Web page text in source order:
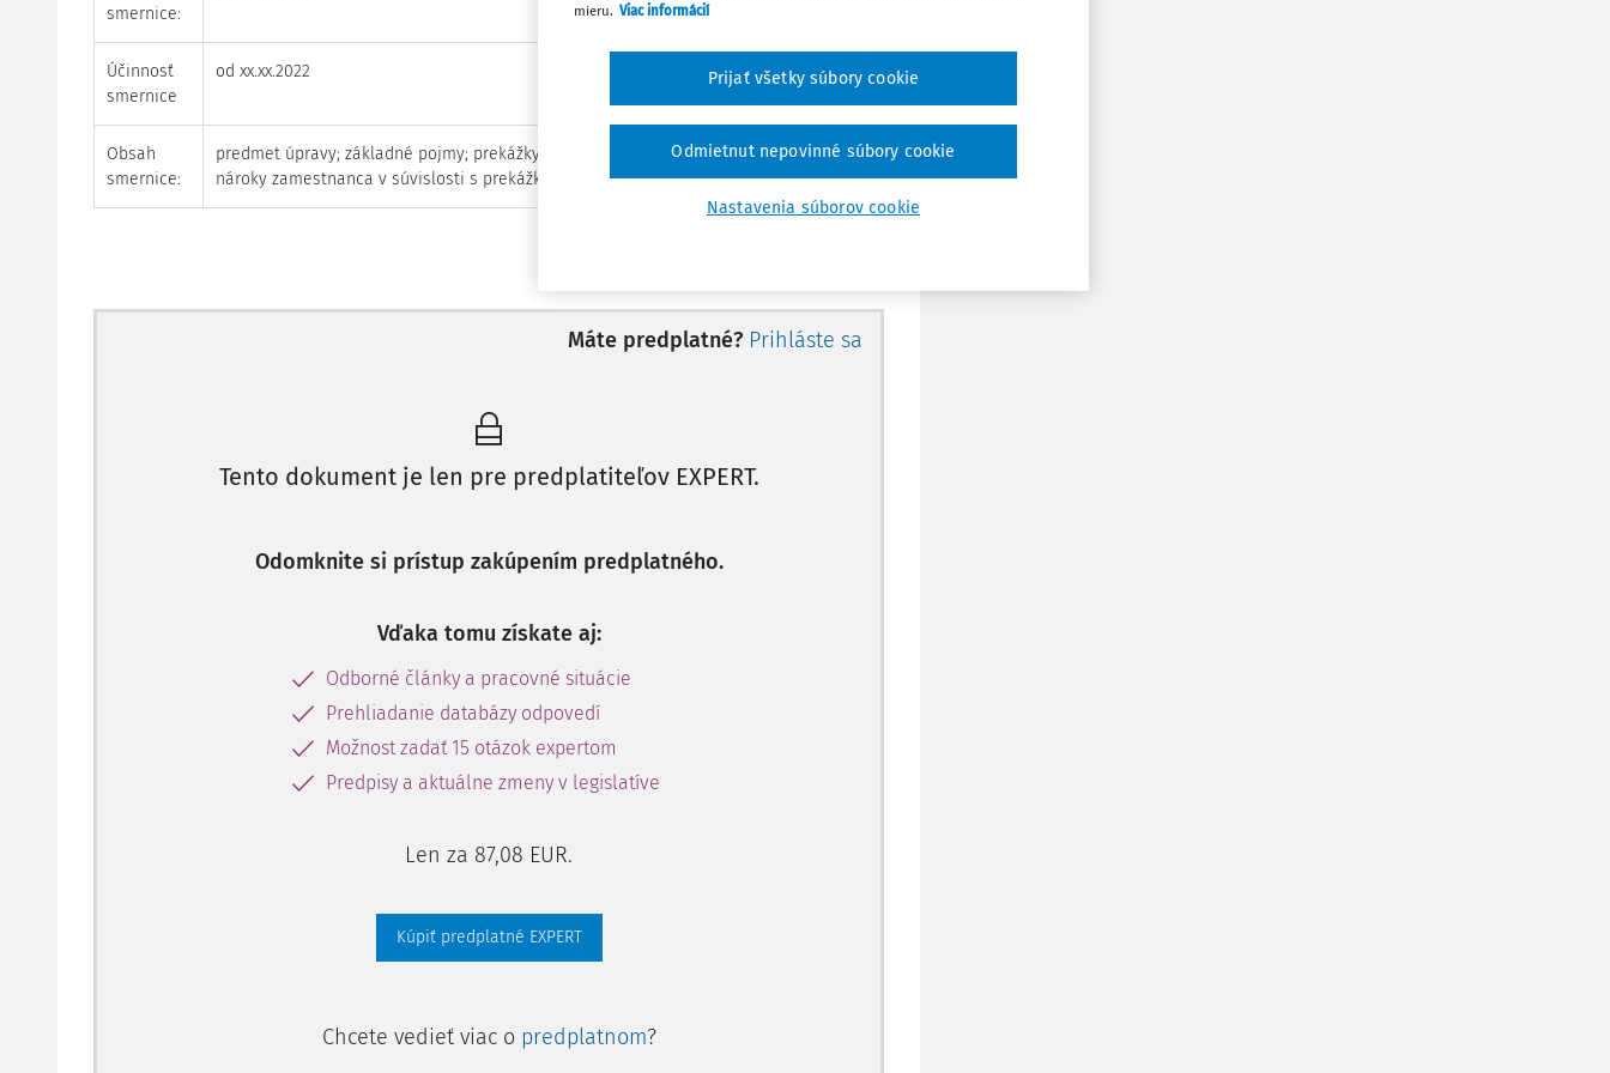
smernice:
Účinnosť
smernice
od xx.xx.2022
Obsah
smernice:
predmet úpravy; základné pojmy; prekážky v práci; evidencia pracovného času,
nároky zamestnanca v súvislosti s prekážkami v práci
Vnútroná smernica o prekážkach v práci
Máte predplatné? Prihláste sa
Tento dokument je len pre predplatiteľov EXPERT.
Odomknite si prístup zakúpením predplatného.
Vďaka tomu získate aj:
Odborné články a pracovné situácie
Prehliadanie databázy odpovedí
Možnost zadať 15 otázok expertom
Predpisy a aktuálne zmeny v legislatíve
Len za 87,08 EUR.
Kúpiť predplatné EXPERT
Chcete vedieť viac o predplatnom?
mieru. Viac informácií
Nastavenia súborov cookie
Odmietnut nepovinné súbory cookie
Prijať všetky súbory cookie